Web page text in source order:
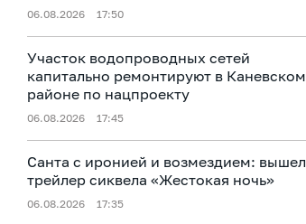
06.08.2026 17:50
Участок водопроводных сетей
капитально ремонтируют в Каневском
районе по нацпроекту
06.08.2026 17:45
Санта с иронией и возмездием: вышел
трейлер сиквела «Жестокая ночь»
06.08.2026 17:35